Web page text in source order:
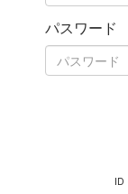
パスワード
ID